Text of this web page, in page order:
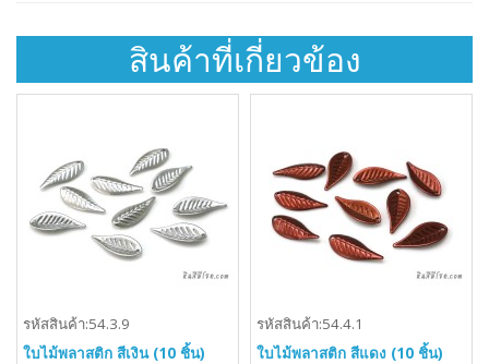
สินค้าที่เกี่ยวข้อง
รหัสสินค้า:54.3.9
ใบไม้พลาสติก สีเงิน (10 ชิ้น)
รหัสสินค้า:54.4.1
ใบไม้พลาสติก สีแดง (10 ชิ้น)